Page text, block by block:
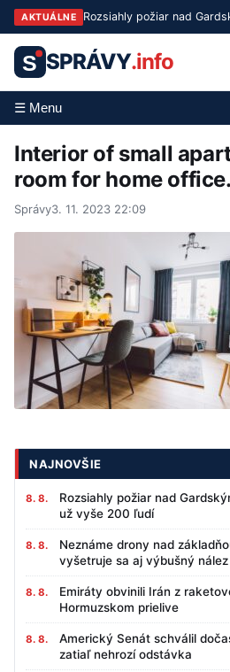
AKTUÁLNE
S SPRÁVY.info
☰ Menu
Interior of small
room for home office.
Správy3. 11. 2023 22:09
NAJNOVŠIE
8. 8.
Rozsiahly požiar nad
už vyše 200 ľudí
8. 8.
Neznáme drony nad
vyšetruje sa aj výbušný nález
8. 8.
Emiráty obvinili Irán z
Hormuzskom prielive
8. 8.
Americký Senát schválil
zatiaľ nehrozí odstávka